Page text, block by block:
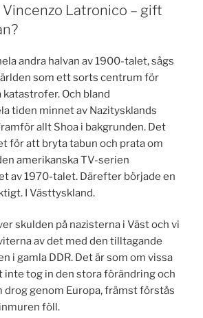
Latronico – gift
andra halvan av 1900-talet, sågs
som ett sorts centrum för
Och bland
tiden minnet av Nazitysklands
allt Shoa i bakgrunden. Det
för att bryta tabun och prata om
amerikanska TV-serien
av 1970-talet. Därefter började en
I Västtyskland.
skulden på nazisterna i Väst och vi
av det med den tilltagande
i gamla DDR. Det är som om vissa
inte tog in den stora förändring och
drog genom Europa, främst förstås
föll.